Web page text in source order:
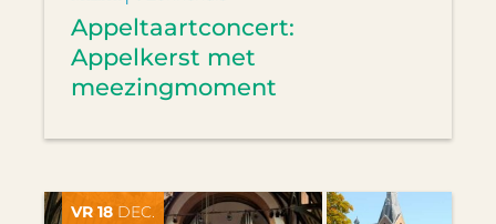
Appeltaartconcert:
Appelkerst met
meezingmoment
VR 18 DEC.